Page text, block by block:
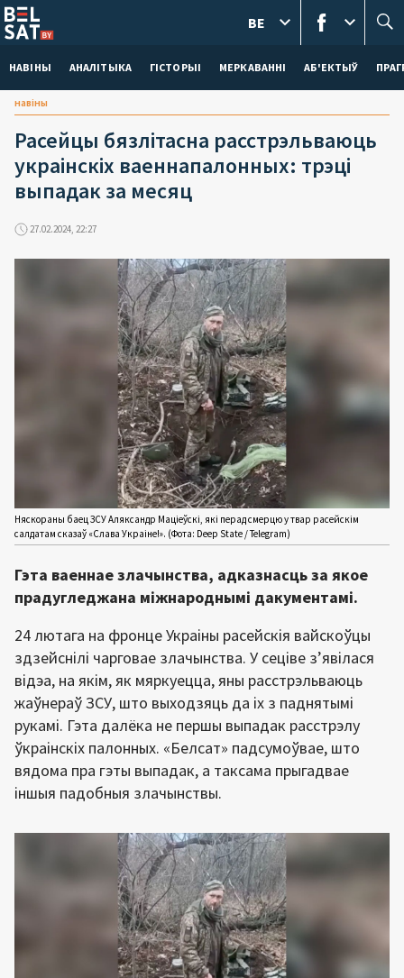
НАВІНЫ АНАЛІТЫКА ГІСТОРЫІ МЕРКАВАННI АБ'ЕКТЫЎ
BE
навіны
Расейцы бязлітасна расстрэльваюць
украінскіх ваеннапалонных: трэці
выпадак за месяц
27.02.2024, 22:27
Няскораны баец ЗСУ Аляксандр Маціеўскі, які перад смерцю у твар расейскім
салдатам сказаў «Слава Украіне!». (Фота: Deep State / Telegram)
Гэта ваеннае злачынства, адказнасць за якое
прадугледжана міжнароднымі дакументамі.
24 лютага на фронце Украіны расейскія вайскоўцы
здзейснілі чарговае злачынства. У сеціве з’явілася
відэа, на якім, як мяркуецца, яны расстрэльваюць
жаўнераў ЗСУ, што выходзяць да іх з паднятымі
рукамі. Гэта далёка не першы выпадак расстрэлу
ўкраінскіх палонных. «Белсат» падсумоўвае, што
вядома пра гэты выпадак, а таксама прыгадвае
іншыя падобныя злачынствы.